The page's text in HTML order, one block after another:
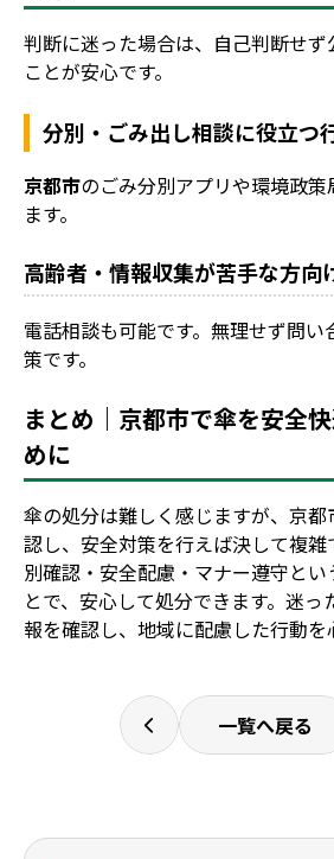
判断に迷った場合は、自己判断せ
ことが安心です。
分別・ごみ出し相談に役立つ
京都市のごみ分別アプリや環境政
ます。
高齢者・情報収集が苦手な方向
電話相談も可能です。無理せず問い
策です。
まとめ｜京都市で傘を安全
めに
傘の処分は難しく感じますが、京
認し、安全対策を行えば決して複
別確認・安全配慮・マナー遵守と
とで、安心して処分できます。迷っ
報を確認し、地域に配慮した行動を
一覧へ戻る